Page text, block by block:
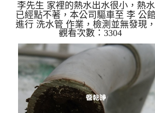
洗水管
李先生 家裡的熱水出水很小，熱
已經點不著，本公司驅車至 李 公館
進行 洗水管 作業，檢測並無發現
公司裝設 高周波水管清洗機，灌入
檬酸 至水管，等了約15分，開啟
清洗機 ，啟動 螺旋波 模式，一洗
就噴出黃色髒水，後來變成棕色，
多小時後，清洗乾淨水熱水出水量
復，熱水器正常動作了。 如是自來
水，如水管老化，會產生鐵鏽跟泥
積，洗出來的水就會是咖啡色，地
含有氧化錳，管壁上會結成黑色管
觀看次數：3304